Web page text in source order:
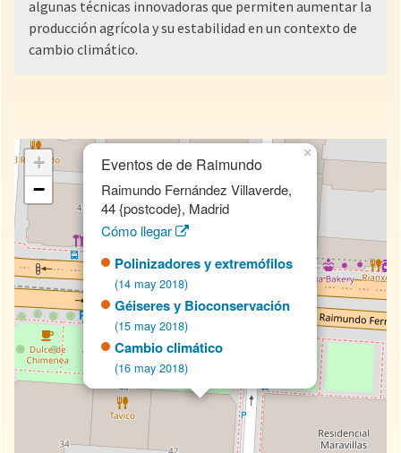
algunas técnicas innovadoras que permiten aumentar la
producción agrícola y su estabilidad en un contexto de
cambio climático.
Eventos de de Raimundo
Raimundo Fernández Villaverde,
44 {postcode}, Madrid
Cómo llegar
Polinizadores y extremófilos
(14 may 2018)
Géiseres y Bioconservación
(15 may 2018)
Cambio climático
(16 may 2018)
×
+
−